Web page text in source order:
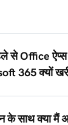
से Office
365 क्यों
साथ क्या मैं